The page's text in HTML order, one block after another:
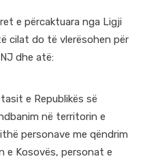
e përcaktuara nga Ligji
cilat do të vlerësohen për
dhe atë:
e Republikës së
në territorin e
personave me qëndrim
e Kosovës, personat e